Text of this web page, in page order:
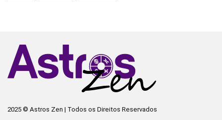
2025 © Astros Zen | Todos os Direitos Reservados